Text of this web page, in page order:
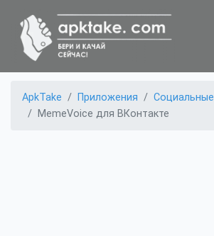
ApkTake Приложения
Социальные
MemeVoice для ВКонтакте